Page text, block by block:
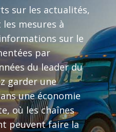
sur les actualités,
mesures à
sur le
par
du leader du
garder une
une économie
où les chaînes
peuvent faire la